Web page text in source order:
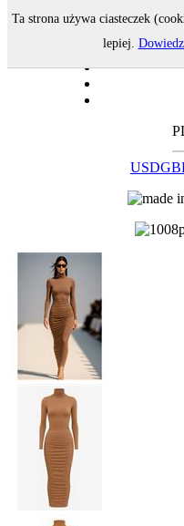
USD
Ta strona używa ciasteczek
lepiej.